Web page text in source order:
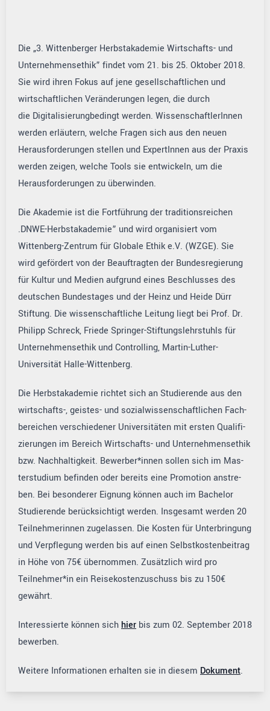
Die „3. Wittenberger Herbstakademie Wirtschafts- und
Unternehmensethik” findet vom 21. bis 25. Oktober 2018.
Sie wird ihren Fokus auf jene gesellschaftlichen und
wirtschaftlichen Veränderungen legen, die durch
die Digitalisierungbedingt werden. WissenschaftlerInnen
werden erläutern, welche Fragen sich aus den neuen
Herausforderungen stellen und ExpertInnen aus der Praxis
werden zeigen, welche Tools sie entwickeln, um die
Herausforderungen zu überwinden.
Die Akademie ist die Fortführung der traditionsreichen
.DNWE-Herbstakademie” und wird organisiert vom
Wittenberg-Zentrum für Globale Ethik e.V. (WZGE). Sie
wird gefördert von der Beauftrag­ten der Bundesregierung
für Kultur und Medien aufgrund eines Beschlusses des
deutschen Bundestages und der Heinz und Heide Dürr
Stiftung. Die wissenschaftliche Leitung liegt bei Prof. Dr.
Philipp Schreck, Friede Sprin­ger-Stiftungslehrstuhls für
Unternehmensethik und Con­trolling, Martin-Luther-
Universität Halle-Wittenberg.
Die Herbstakademie richtet sich an Studierende aus den
wirtschafts-, geistes- und sozialwissenschaftlichen Fach­
bereichen verschiedener Universitäten mit ersten Qualifi­
zierungen im Bereich Wirtschafts- und Unternehmensethik
bzw. Nachhaltigkeit. Bewerber*innen sollen sich im Mas­
terstudium befinden oder bereits eine Promotion anstre­
ben. Bei besonderer Eignung können auch im Bachelor
Studierende berücksichtigt werden. Insgesamt werden 20
Teilnehmerinnen zugelassen. Die Kosten für Unterbringung
und Verpflegung werden bis auf einen Selbstkostenbeitrag
in Höhe von 75€ übernommen. Zusätzlich wird pro
Teilnehmer*in ein Reisekostenzuschuss bis zu 150€
gewährt.
Interessierte können sichhier bis zum 02. September 2018
bewerben.
Weitere Informationen erhalten sie in diesem Dokument.